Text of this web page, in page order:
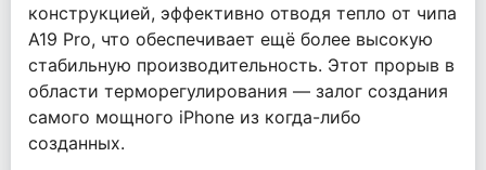
конструкцией, эффективно отводя тепло от чипа
A19 Pro, что обеспечивает ещё более высокую
стабильную производительность. Этот прорыв в
области терморегулирования — залог создания
самого мощного iPhone из когда-либо
созданных.